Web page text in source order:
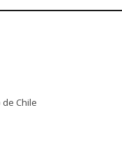
de Chile